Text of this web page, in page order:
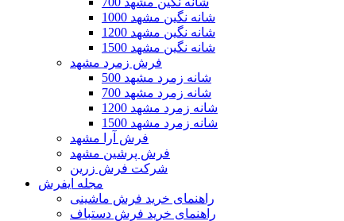
1000 شانه نگین مشهد
1200 شانه نگین مشهد
1500 شانه نگین مشهد
فرش زمرد مشهد
500 شانه زمرد مشهد
700 شانه زمرد مشهد
1200 شانه زمرد مشهد
1500 شانه زمرد مشهد
فرش آرا مشهد
فرش پرشین مشهد
شرکت فرش زرین
مجله ایفرش
راهنمای خرید فرش ماشینی
راهنمای خرید فرش دستباف